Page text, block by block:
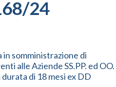
24
somministrazione di
alle Aziende SS.PP. ed OO.
di 18 mesi ex DD